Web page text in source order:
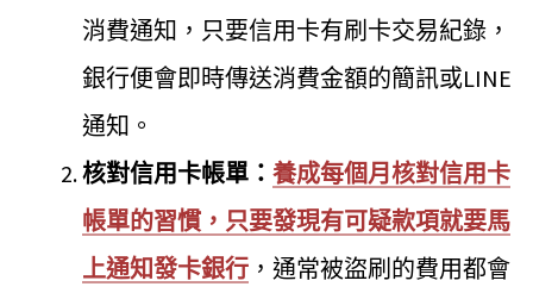
消費通知，只要信用卡有刷卡交易紀錄，
銀行便會即時傳送消費金額的簡訊或LINE
通知。
核對信用卡帳單：養成每個月核對信用卡
帳單的習慣，只要發現有可疑款項就要馬
上通知發卡銀行 ，通常被盜刷的費用都會